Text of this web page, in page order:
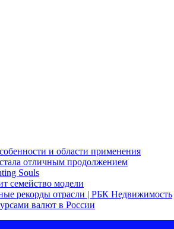
и области применения
отличным продолжением
Souls
семейство модели
рекорды отрасли | РБК Недвижимость
валют в России